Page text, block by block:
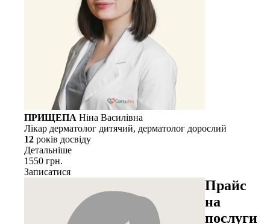
ПРИЩЕПА Ніна Василівна
Лікар дерматолог дитячий, дерматолог дорослий
12 рокiв досвiду
Детальнiше
1550 грн.
Записатися
Прайс
на
послуги